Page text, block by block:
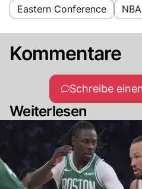
Eastern Conference NBA
Kommentare
Schreibe
Weiterlesen